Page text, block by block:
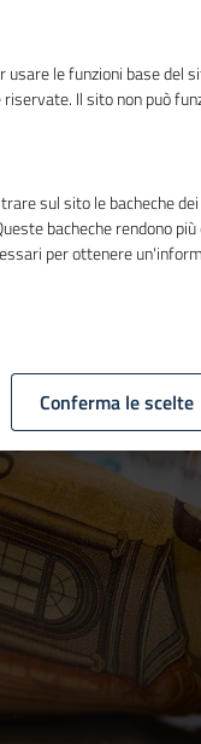
meno al
le funzioni base del
riservate. Il sito non può
sul sito le bacheche
bacheche rendono
per ottenere
Conferma le scelte